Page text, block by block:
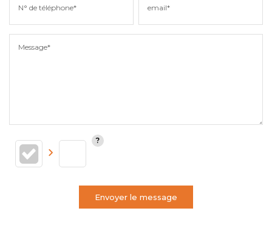
N° de téléphone* email*
Message*
Envoyer le message